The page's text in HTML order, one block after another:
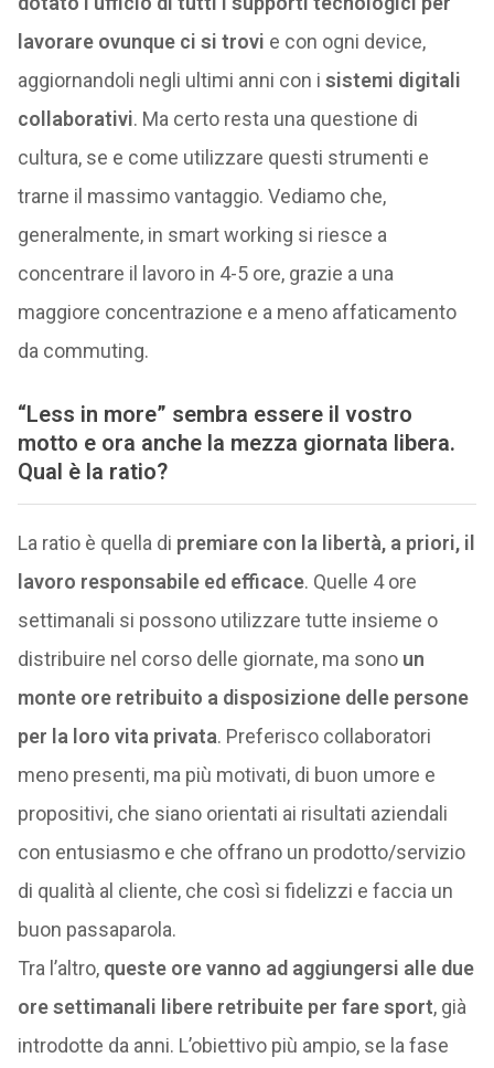
lavorare ovunque ci si trovi e con ogni device,
aggiornandoli negli ultimi anni con i sistemi digitali
collaborativi. Ma certo resta una questione di
cultura, se e come utilizzare questi strumenti e
trarne il massimo vantaggio. Vediamo che,
generalmente, in smart working si riesce a
concentrare il lavoro in 4-5 ore, grazie a una
maggiore concentrazione e a meno affaticamento
da commuting.
“Less in more” sembra essere il vostro
motto e ora anche la mezza giornata libera.
Qual è la ratio?
La ratio è quella di premiare con la libertà, a priori, il
lavoro responsabile ed efficace. Quelle 4 ore
settimanali si possono utilizzare tutte insieme o
distribuire nel corso delle giornate, ma sono un
monte ore retribuito a disposizione delle persone
per la loro vita privata. Preferisco collaboratori
meno presenti, ma più motivati, di buon umore e
propositivi, che siano orientati ai risultati aziendali
con entusiasmo e che offrano un prodotto/servizio
di qualità al cliente, che così si fidelizzi e faccia un
buon passaparola.
Tra l’altro, queste ore vanno ad aggiungersi alle due
ore settimanali libere retribuite per fare sport, già
introdotte da anni. L’obiettivo più ampio, se la fase